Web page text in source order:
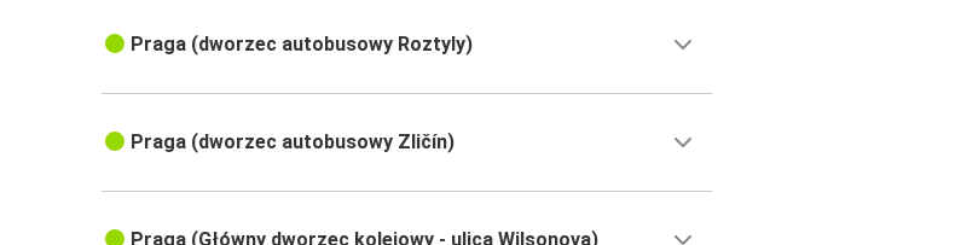
Praga (dworzec autobusowy Roztyly)
Praga (dworzec autobusowy Zličín)
Praga (Główny dworzec kolejowy - ulica Wilsonova)